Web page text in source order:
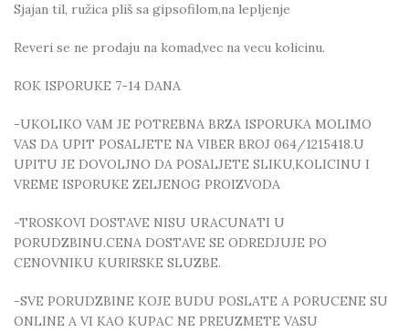
Sjajan til, ružica pliš sa gipsofilom,na lepljenje
Reveri se ne prodaju na komad,vec na vecu kolicinu.
ROK ISPORUKE 7-14 DANA
-UKOLIKO VAM JE POTREBNA BRZA ISPORUKA MOLIMO
VAS DA UPIT POSALJETE NA VIBER BROJ 064/1215418.U
UPITU JE DOVOLJNO DA POSALJETE SLIKU,KOLICINU I
VREME ISPORUKE ZELJENOG PROIZVODA
-TROSKOVI DOSTAVE NISU URACUNATI U
PORUDZBINU.CENA DOSTAVE SE ODREDJUJE PO
CENOVNIKU KURIRSKE SLUZBE.
-SVE PORUDZBINE KOJE BUDU POSLATE A PORUCENE SU
ONLINE A VI KAO KUPAC NE PREUZMETE VASU